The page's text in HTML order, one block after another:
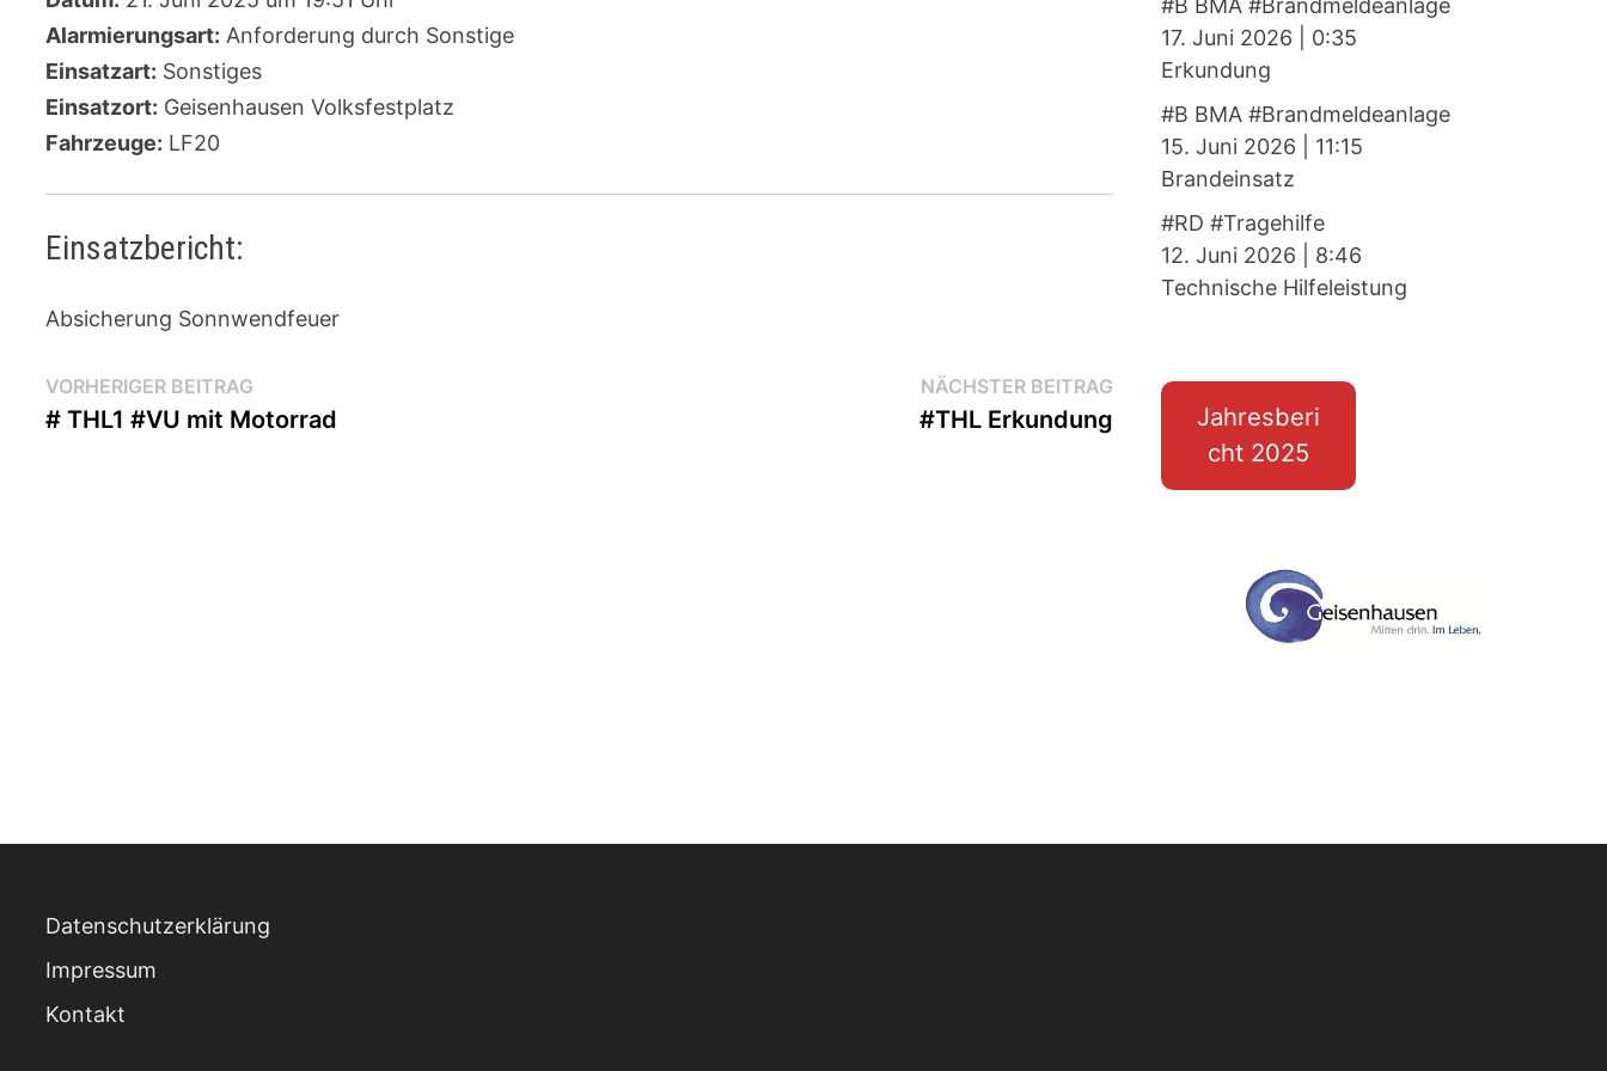
Alarmierungsart: Anforderung durch Sonstige
Einsatzart: Sonstiges
Einsatzort: Geisenhausen Volksfestplatz
Fahrzeuge: LF20
Einsatzbericht:
Absicherung Sonnwendfeuer
Beitragsnavigation
VORHERIGER BEITRAG
Beitrag:
# THL1 #VU mit Motorrad
NÄCHSTER BEITRAGNächster
Beitrag:
#THL Erkundung
#B BMA #Brandmeldeanlage
17. Juni 2026
0:35
Erkundung
#B BMA #Brandmeldeanlage
15. Juni 2026
11:15
Brandeinsatz
#RD #Tragehilfe
12. Juni 2026
8:46
Technische Hilfeleistung
Jahresberi
cht 2025
Datenschutzerklärung
Impressum
Kontakt